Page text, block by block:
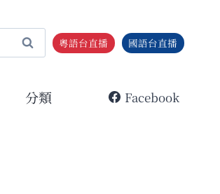
粵語台直播 國語台直播
分類 Facebook